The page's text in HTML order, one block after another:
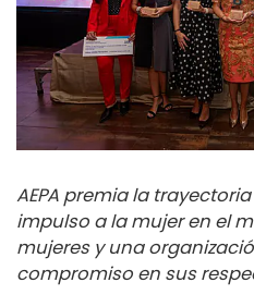
AEPA premia la
impulso a la mujer en el
mujeres y una
compromiso en sus